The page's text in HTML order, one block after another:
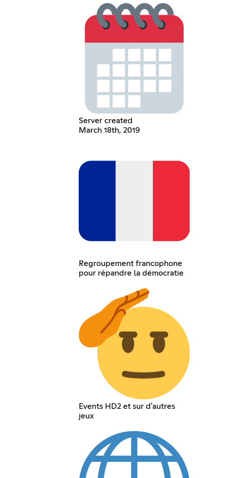
Server created
March 18th, 2019
Regroupement francophone
pour répandre la démocratie
Events HD2 et sur d'autres
jeux